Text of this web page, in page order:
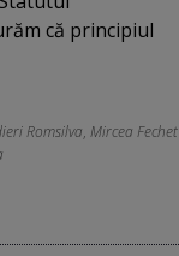
că principiul
Romsilva, Mircea Fechet